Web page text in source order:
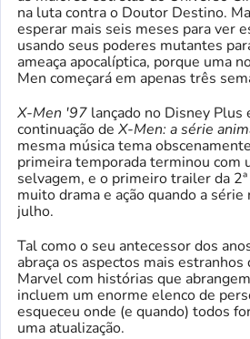
na luta contra o Doutor Destino.
esperar mais seis meses para ver
usando seus poderes mutantes
ameaça apocalíptica, porque uma
Men começará em apenas três
X-Men '97 lançado no Disney
continuação de X-Men: a série
mesma música tema
primeira temporada terminou com
selvagem, e o primeiro trailer da
muito drama e ação quando a série
julho.
Tal como o seu antecessor dos
abraça os aspectos mais
Marvel com histórias que
incluem um enorme elenco de
esqueceu onde (e quando) todos
uma atualização.